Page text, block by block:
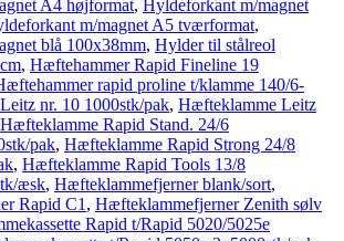
A4 højformat, Hyldeforkant m/magnet
m/magnet A5 tværformat,
blå 100x38mm, Hylder til stålreol
, Hæftehammer Rapid Fineline 19
rapid proline t/klamme 140/6-
nr. 10 1000stk/pak, Hæfteklamme Leitz
Hæfteklamme Rapid Stand. 24/6
pak, Hæfteklamme Rapid Strong 24/8
, Hæfteklamme Rapid Tools 13/8
æsk, Hæfteklammefjerner blank/sort,
Rapid C1 , Hæfteklammefjerner Zenith sølv
Rapid t/Rapid 5020/5025e